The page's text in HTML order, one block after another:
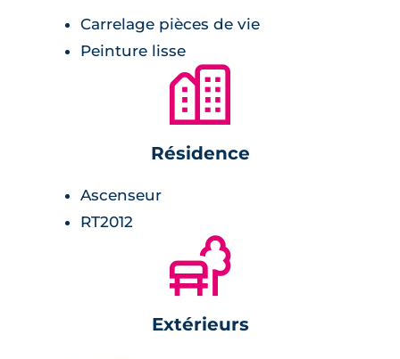
Carrelage pièces de vie
Peinture lisse
🏙
Résidence
Ascenseur
RT2012
🌲
Extérieurs